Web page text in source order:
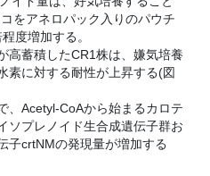
をアネロパック入りのパウチ
度増加する。
高蓄積したCR1株は、嫌気培養
素に対する耐性が上昇する(図
、Acetyl-CoAから始まるカロテ
ソプレノイド生合成遺伝子群お
子crtNMの発現量が増加する